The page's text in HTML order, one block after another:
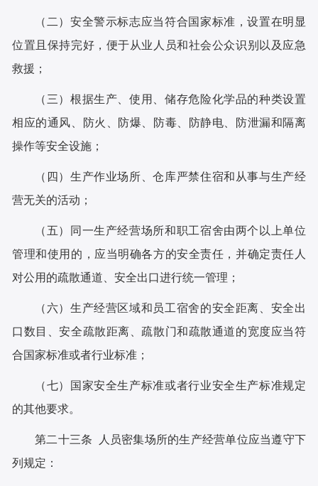
（二）安全警示标志应当符合国家标准，设置在明显
位置且保持完好，便于从业人员和社会公众识别以及应急
救援；
（三）根据生产、使用、储存危险化学品的种类设置
相应的通风、防火、防爆、防毒、防静电、防泄漏和隔离
操作等安全设施；
（四）生产作业场所、仓库严禁住宿和从事与生产经
营无关的活动；
（五）同一生产经营场所和职工宿舍由两个以上单位
管理和使用的，应当明确各方的安全责任，并确定责任人
对公用的疏散通道、安全出口进行统一管理；
（六）生产经营区域和员工宿舍的安全距离、安全出
口数目、安全疏散距离、疏散门和疏散通道的宽度应当符
合国家标准或者行业标准；
（七）国家安全生产标准或者行业安全生产标准规定
的其他要求。
第二十三条 人员密集场所的生产经营单位应当遵守下
列规定：